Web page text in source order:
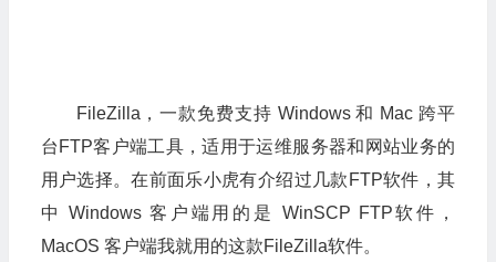
FileZilla，一款免费支持 Windows 和 Mac 跨平
台FTP客户端工具，适用于运维服务器和网站业务的
用户选择。在前面乐小虎有介绍过几款FTP软件，其
中 Windows 客户端用的是 WinSCP FTP软件，
MacOS 客户端我就用的这款FileZilla软件。